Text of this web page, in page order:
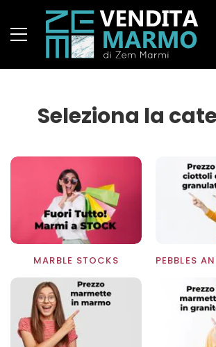
Seleziona la
MARBLE STOCKS